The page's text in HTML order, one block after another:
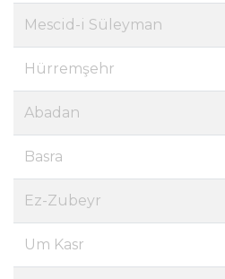
Mescid-i Süleyman
Hürremşehr
Abadan
Basra
Ez-Zubeyr
Um Kasr